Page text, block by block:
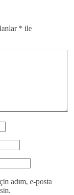
* ile
adım, e-posta